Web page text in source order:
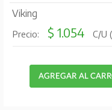
Viking
Precio: $ 1.054 C/U